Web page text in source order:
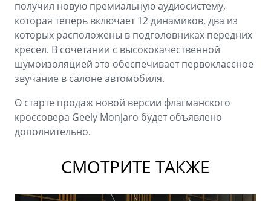
получил новую премиальную аудиосистему,
которая теперь включает 12 динамиков, два из
которых расположены в подголовниках передних
кресел. В сочетании с высококачественной
шумоизоляцией это обеспечивает первоклассное
звучание в салоне автомобиля.
О старте продаж новой версии флагманского
кроссовера Geely Monjaro будет объявлено
дополнительно.
СМОТРИТЕ ТАКЖЕ